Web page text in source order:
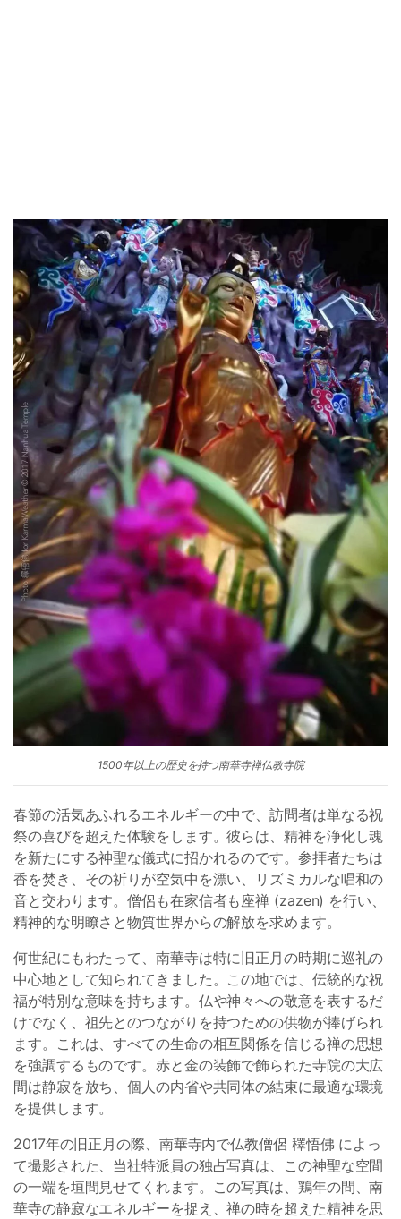
1500年以上の歴史を持つ南華寺禅仏教寺院
春節の活気あふれるエネルギーの中で、訪問者は単なる祝
祭の喜びを超えた体験をします。彼らは、精神を浄化し魂
を新たにする神聖な儀式に招かれるのです。参拝者たちは
香を焚き、その祈りが空気中を漂い、リズミカルな唱和の
音と交わります。僧侶も在家信者も座禅 (zazen) を行い、
精神的な明瞭さと物質世界からの解放を求めます。
何世紀にもわたって、南華寺は特に旧正月の時期に巡礼の
中心地として知られてきました。この地では、伝統的な祝
福が特別な意味を持ちます。仏や神々への敬意を表するだ
けでなく、祖先とのつながりを持つための供物が捧げられ
ます。これは、すべての生命の相互関係を信じる禅の思想
を強調するものです。赤と金の装飾で飾られた寺院の大広
間は静寂を放ち、個人の内省や共同体の結束に最適な環境
を提供します。
2017年の旧正月の際、南華寺内で仏教僧侶 䆁悟佛 によっ
て撮影された、当社特派員の独占写真は、この神聖な空間
の一端を垣間見せてくれます。この写真は、鶏年の間、南
華寺の静寂なエネルギーを捉え、禅の時を超えた精神を思